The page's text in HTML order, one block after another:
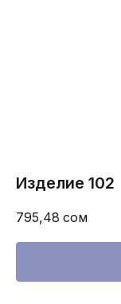
Изделие 102
795,48 сом